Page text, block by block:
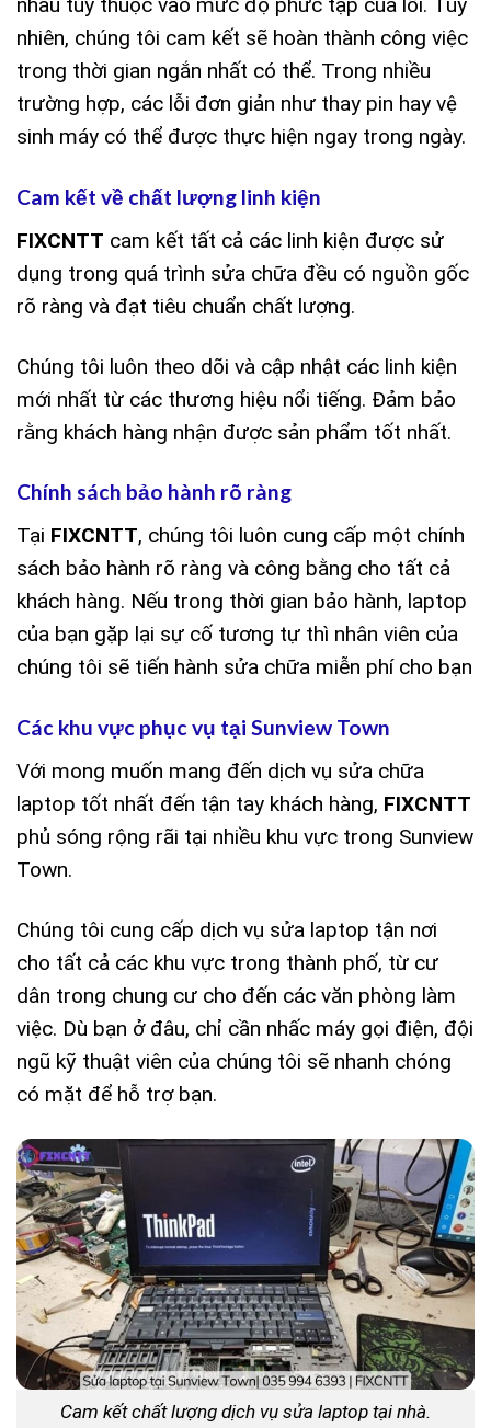
nhiên, chúng tôi cam kết sẽ hoàn thành công việc
trong thời gian ngắn nhất có thể. Trong nhiều
trường hợp, các lỗi đơn giản như thay pin hay vệ
sinh máy có thể được thực hiện ngay trong ngày.
Cam kết về chất lượng linh kiện
FIXCNTT cam kết tất cả các linh kiện được sử
dụng trong quá trình sửa chữa đều có nguồn gốc
rõ ràng và đạt tiêu chuẩn chất lượng.
Chúng tôi luôn theo dõi và cập nhật các linh kiện
mới nhất từ các thương hiệu nổi tiếng. Đảm bảo
rằng khách hàng nhận được sản phẩm tốt nhất.
Chính sách bảo hành rõ ràng
Tại FIXCNTT, chúng tôi luôn cung cấp một chính
sách bảo hành rõ ràng và công bằng cho tất cả
khách hàng. Nếu trong thời gian bảo hành, laptop
của bạn gặp lại sự cố tương tự thì nhân viên của
chúng tôi sẽ tiến hành sửa chữa miễn phí cho bạn
Các khu vực phục vụ tại Sunview Town
Với mong muốn mang đến dịch vụ sửa chữa
laptop tốt nhất đến tận tay khách hàng, FIXCNTT
phủ sóng rộng rãi tại nhiều khu vực trong Sunview
Town.
Chúng tôi cung cấp dịch vụ sửa laptop tận nơi
cho tất cả các khu vực trong thành phố, từ cư
dân trong chung cư cho đến các văn phòng làm
việc. Dù bạn ở đâu, chỉ cần nhấc máy gọi điện, đội
ngũ kỹ thuật viên của chúng tôi sẽ nhanh chóng
có mặt để hỗ trợ bạn.
Cam kết chất lượng dịch vụ sửa laptop tại nhà.